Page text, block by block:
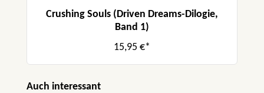
Crushing Souls (Driven Dreams-Dilogie,
Band 1)
15,95 €*
Produktgalerie überspringen
Auch interessant